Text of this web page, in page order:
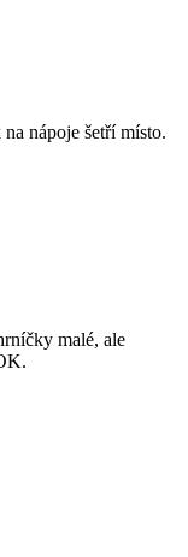
nápoje šetří místo.
malé, ale